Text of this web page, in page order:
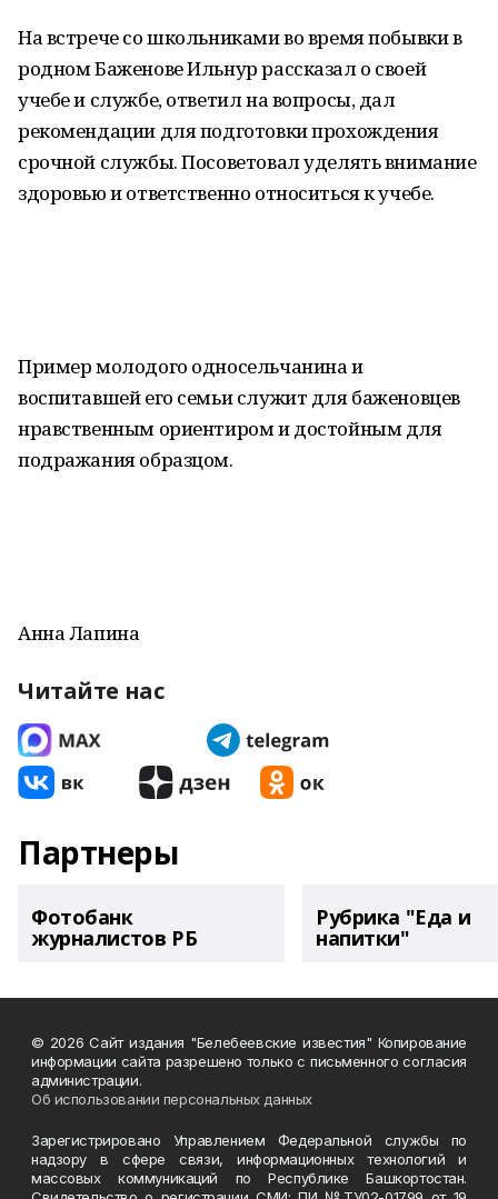
На встрече со школьниками во время побывки в
родном Баженове Ильнур рассказал о своей
учебе и службе, ответил на вопросы, дал
рекомендации для подготовки прохождения
срочной службы. Посоветовал уделять внимание
здоровью и ответственно относиться к учебе.
Пример молодого односельчанина и
воспитавшей его семьи служит для баженовцев
нравственным ориентиром и достойным для
подражания образцом.
Анна Лапина
Читайте нас
Партнеры
Фотобанк
журналистов РБ
Рубрика "Еда и
напитки"
© 2026 Сайт издания "Белебеевские известия" Копирование
информации сайта разрешено только с письменного согласия
администрации.
Об использовании персональных данных
Зарегистрировано Управлением Федеральной службы по
надзору в сфере связи, информационных технологий и
массовых коммуникаций по Республике Башкортостан.